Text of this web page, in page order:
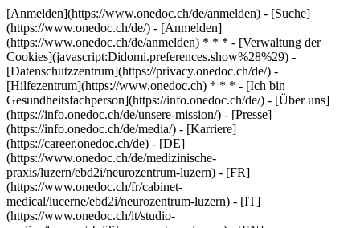
[Anmelden](https://www.onedoc.ch/de/anmelden) - [Suche]
(https://www.onedoc.ch/de/) - [Anmelden]
(https://www.onedoc.ch/de/anmelden) * * * - [Verwaltung der
Cookies](javascript:Didomi.preferences.show%28%29) -
[Datenschutzzentrum](https://privacy.onedoc.ch/de/) -
[Hilfezentrum](https://www.onedoc.ch) * * * - [Ich bin
Gesundheitsfachperson](https://info.onedoc.ch/de/) - [Über uns]
(https://info.onedoc.ch/de/unsere-mission/) - [Presse]
(https://info.onedoc.ch/de/media/) - [Karriere]
(https://career.onedoc.ch/de) - [DE]
(https://www.onedoc.ch/de/medizinische-
praxis/luzern/ebd2i/neurozentrum-luzern) - [FR]
(https://www.onedoc.ch/fr/cabinet-
medical/lucerne/ebd2i/neurozentrum-luzern) - [IT]
(https://www.onedoc.ch/it/studio-